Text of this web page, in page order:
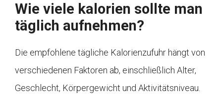
Wie viele kalorien sollte man
täglich aufnehmen?
Die empfohlene tägliche Kalorienzufuhr hängt von
verschiedenen Faktoren ab, einschließlich Alter,
Geschlecht, Körpergewicht und Aktivitätsniveau.